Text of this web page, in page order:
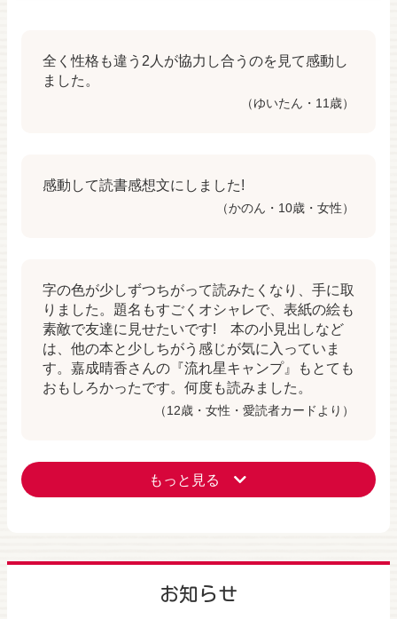
全く性格も違う2人が協力し合うのを見て感動し
ました。
（ゆいたん・11歳）
感動して読書感想文にしました!
（かのん・10歳・女性）
字の色が少しずつちがって読みたくなり、手に取
りました。題名もすごくオシャレで、表紙の絵も
素敵で友達に見せたいです! 本の小見出しなど
は、他の本と少しちがう感じが気に入っていま
す。嘉成晴香さんの『流れ星キャンプ』もとても
おもしろかったです。何度も読みました。
（12歳・女性・愛読者カードより）
もっと見る
お知らせ